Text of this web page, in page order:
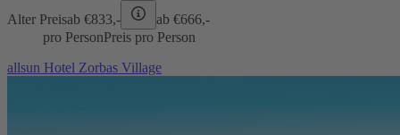
Alter Preisab €833,- ab €666,-
pro PersonPreis pro Person
allsun Hotel Zorbas Village